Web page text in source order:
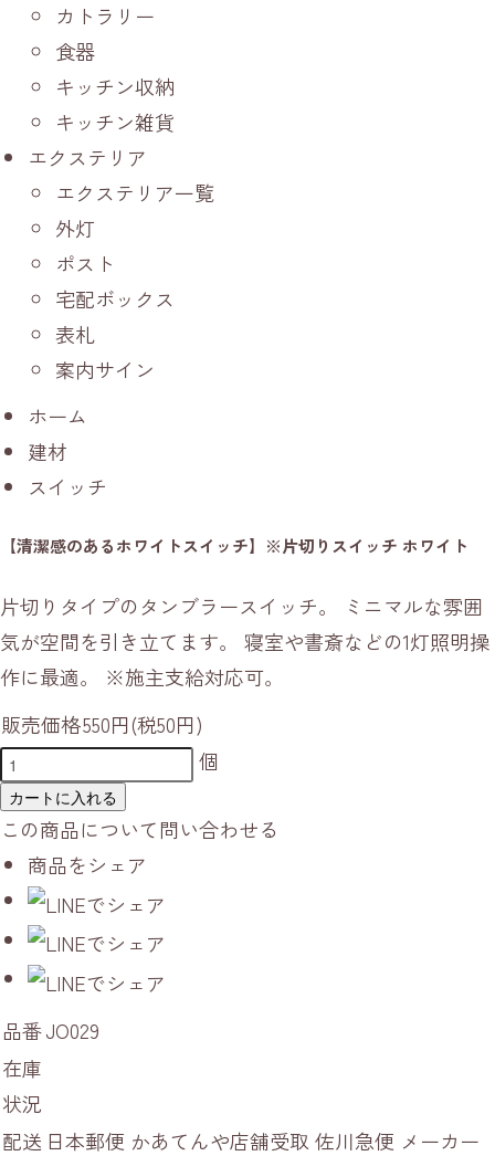
カトラリー
食器
キッチン収納
キッチン雑貨
エクステリア
エクステリア一覧
外灯
ポスト
宅配ボックス
表札
案内サイン
ホーム
建材
スイッチ
【清潔感のあるホワイトスイッチ】※片切りスイッチ ホワイト
片切りタイプのタンブラースイッチ。 ミニマルな雰囲
気が空間を引き立てます。 寝室や書斎などの1灯照明操
作に最適。 ※施主支給対応可。
販売価格550円(税50円)
個
カートに入れる
この商品について問い合わせる
商品をシェア
品番JO029
在庫
状況
配送 日本郵便 かあてんや店舗受取 佐川急便 メーカー